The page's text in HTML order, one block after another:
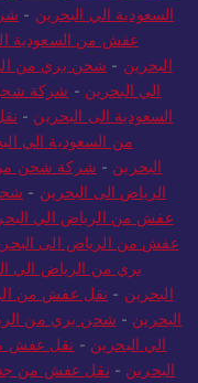
السعودية الي البحرين -
عفش من السعودية
البحرين - شحن بري من
الي البحرين - شركة شحن
السعودية الى البحرين -
من السعودية الي
البحرين - شركة شحن من
الرياض الى البحرين -
عفش من الرياض الي
عفش من الرياض الى
بري من الرياض الي
البحرين - نقل عفش من
البحرين - شحن بري من
الي البحرين - نقل عفش
البحرين - نقل عفش من